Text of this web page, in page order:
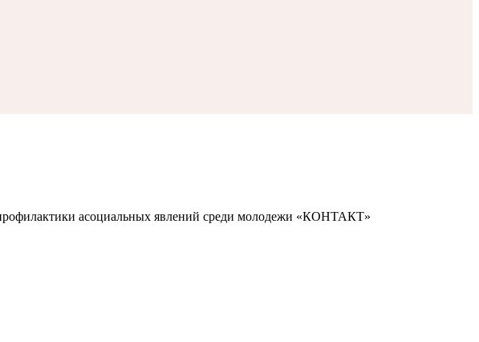
асоциальных явлений среди молодежи «КОНТАКТ»